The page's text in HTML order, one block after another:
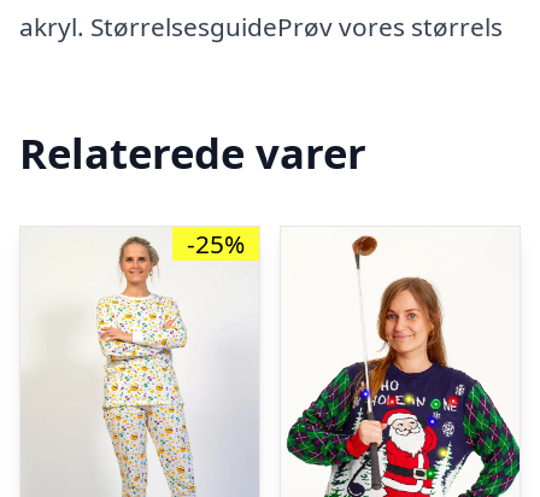
akryl. StørrelsesguidePrøv vores størrels
Relaterede varer
-25%